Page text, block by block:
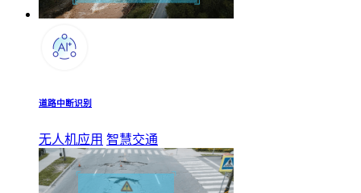
道路中断识别
无人机应用 智慧交通